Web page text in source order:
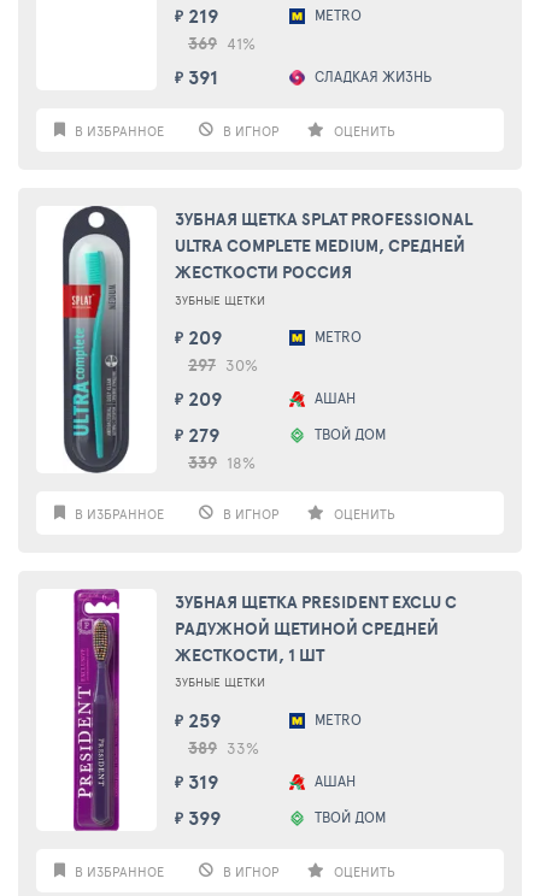
₽ 219
369 41%
METRO
₽ 391 СЛАДКАЯ ЖИЗНЬ
В ИЗБРАННОЕ В ИГНОР ОЦЕНИТЬ
ЗУБНАЯ ЩЕТКА SPLAT PROFESSIONAL
ULTRA COMPLETE MEDIUM, СРЕДНЕЙ
ЖЕСТКОСТИ РОССИЯ
ЗУБНЫЕ ЩЕТКИ
₽ 209
297 30%
METRO
₽ 209 АШАН
₽ 279
339 18%
ТВОЙ ДОМ
В ИЗБРАННОЕ В ИГНОР ОЦЕНИТЬ
ЗУБНАЯ ЩЕТКА PRESIDENT EXCLU С
РАДУЖНОЙ ЩЕТИНОЙ СРЕДНЕЙ
ЖЕСТКОСТИ, 1 ШТ
ЗУБНЫЕ ЩЕТКИ
₽ 259
389 33%
METRO
₽ 319 АШАН
₽ 399 ТВОЙ ДОМ
В ИЗБРАННОЕ В ИГНОР ОЦЕНИТЬ